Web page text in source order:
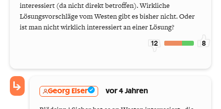
interessiert (da nicht direkt betroffen). Wirkliche
Lösungsvorschläge vom Westen gibt es bisher nicht. Oder
ist man nicht wirklich interessiert an einer Lösung?
12 8
Georg Elser vor 4 Jahren